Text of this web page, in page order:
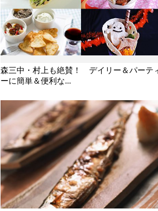
森三中・村上も絶賛！ デイリー＆パーテ
ーに簡単＆便利な...